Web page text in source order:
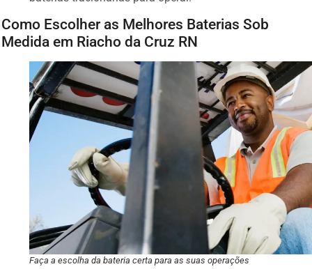
Como Escolher as Melhores Baterias Sob
Medida em Riacho da Cruz RN
Faça a escolha da bateria certa para as suas operações